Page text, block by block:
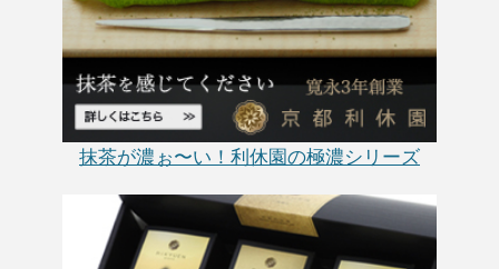
抹茶が濃ぉ〜い！利休園の極濃シリーズ